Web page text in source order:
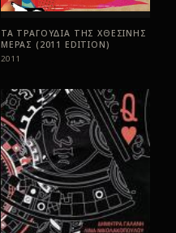
ΤΑ ΤΡΑΓΟΥΔΙΑ ΤΗΣ ΧΘΕΣΙΝΗΣ
ΜΕΡΑΣ (2011 EDITION)
2011